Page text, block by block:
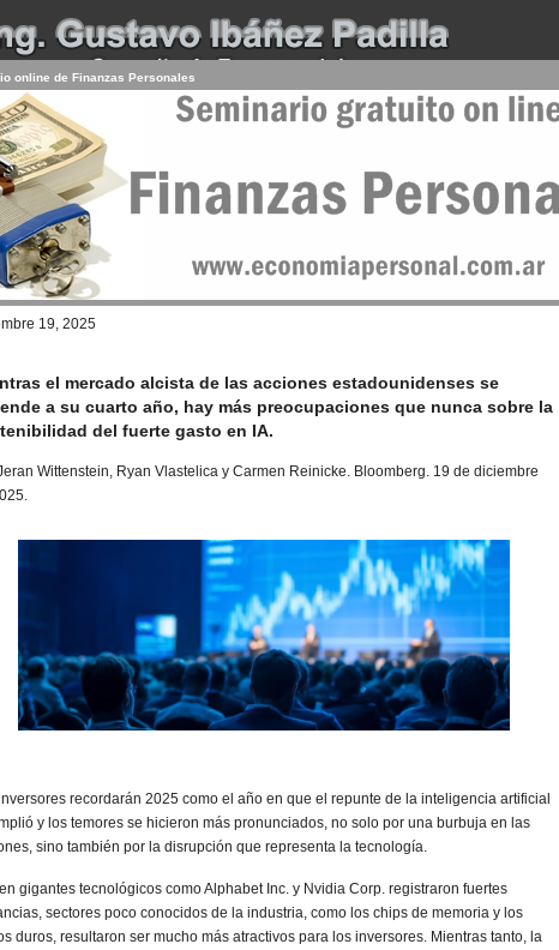
SERVICIOS
USUARIO
>Home/
pasará con las acciones tecnológicas en 2026?
19, 2025
el mercado alcista de las acciones estadounidenses se
a su cuarto año, hay más preocupaciones que nunca sobre la
del fuerte gasto en IA.
Wittenstein, Ryan Vlastelica y Carmen Reinicke. Bloomberg. 19 de diciembre
recordarán 2025 como el año en que el repunte de la inteligencia artificial
y los temores se hicieron más pronunciados, no solo por una burbuja en las
sino también por la disrupción que representa la tecnología.
gigantes tecnológicos como Alphabet Inc. y Nvidia Corp. registraron fuertes
sectores poco conocidos de la industria, como los chips de memoria y los
duros, resultaron ser mucho más atractivos para los inversores. Mientras tanto, la
online de Finanzas Personales